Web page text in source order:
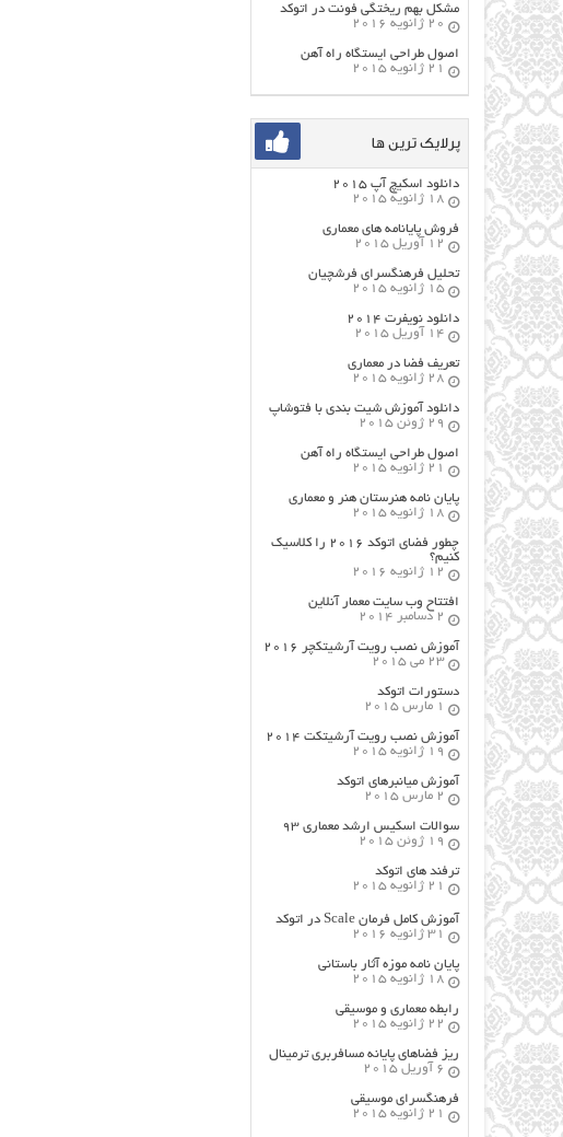
مشکل بهم ریختگی فونت در اتوکد
20 ژانویه 2016
اصول طراحي ایستگاه راه آهن
21 ژانویه 2015
پرلایک ترین ها
دانلود اسکیچ آپ ۲۰۱۵
18 ژانویه 2015
فروش پایانامه های معماری
12 آوریل 2015
تحلیل فرهنگسرای فرشچیان
15 ژانویه 2015
دانلود نویفرت ۲۰۱۴
14 آوریل 2015
تعریف فضا در معماری
28 ژانویه 2015
دانلود آموزش شیت بندی با فتوشاپ
29 ژوئن 2015
اصول طراحي ایستگاه راه آهن
21 ژانویه 2015
پایان نامه هنرستان هنر و معماري
18 ژانویه 2015
چطور فضای اتوکد ۲۰۱۶ را کلاسیک
کنیم؟
12 ژانویه 2016
افتتاح وب سایت معمار آنلاین
2 دسامبر 2014
آموزش نصب رویت آرشیتکچر ۲۰۱۶
23 می 2015
دستورات اتوکد
1 مارس 2015
آموزش نصب رویت آرشیتکت ۲۰۱۴
19 ژانویه 2015
آموزش میانبرهای اتوکد
2 مارس 2015
سوالات اسکیس ارشد معماری ۹۳
19 ژوئن 2015
ترفند های اتوکد
21 ژانویه 2015
آموزش کامل فرمان Scale در اتوکد
31 ژانویه 2016
پایان نامه موزه آثار باستانی
18 ژانویه 2015
رابطه معماری و موسیقی
22 ژانویه 2015
ریز فضاهای پایانه مسافربری ترمینال
6 آوریل 2015
فرهنگسراي موسيقي
21 ژانویه 2015